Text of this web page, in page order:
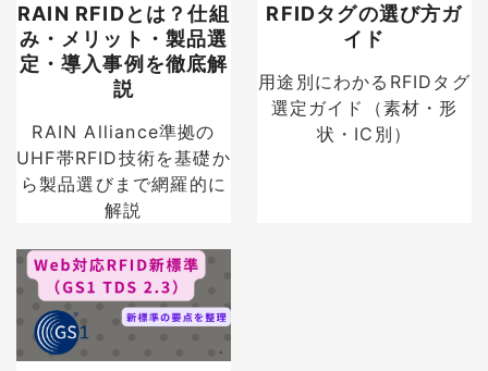
RAIN RFIDとは？仕組
み・メリット・製品選
定・導入事例を徹底解
説
RAIN Alliance準拠の
UHF帯RFID技術を基礎か
ら製品選びまで網羅的に
解説
RFIDタグの選び方ガ
イド
用途別にわかるRFIDタグ
選定ガイド（素材・形
状・IC別）